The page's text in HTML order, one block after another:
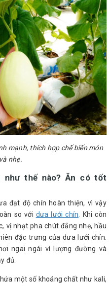
mạnh, thích hợp chế biến món
nhẹ.
như thế nào? Ăn có tốt
đạt độ chín hoàn thiện, vì vậy
so với dưa lưới chín. Khi còn
vị nhạt pha chút đắng nhẹ, hầu
đặc trưng của dưa lưới chín.
ngai ngái vì lượng đường và
đủ.
một số khoáng chất như kali,